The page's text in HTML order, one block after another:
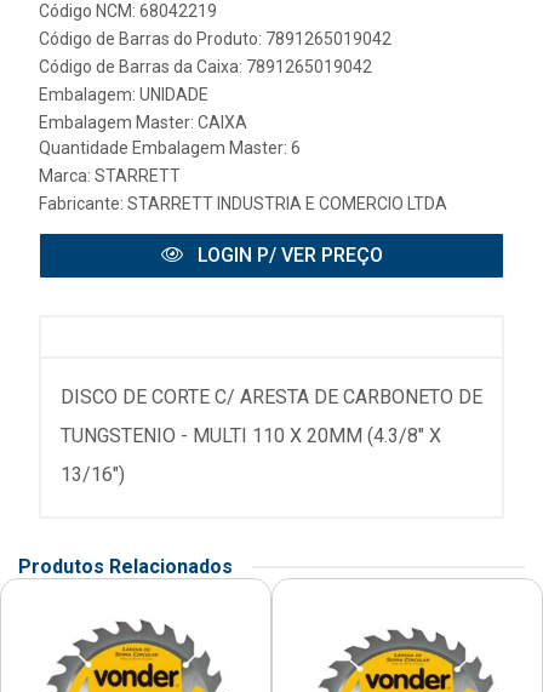
Código NCM: 68042219
Código de Barras do Produto: 7891265019042
Código de Barras da Caixa: 7891265019042
Embalagem: UNIDADE
Embalagem Master: CAIXA
Quantidade Embalagem Master: 6
Marca: STARRETT
Fabricante: STARRETT INDUSTRIA E COMERCIO LTDA
LOGIN P/ VER PREÇO
DISCO DE CORTE C/ ARESTA DE CARBONETO DE
TUNGSTENIO - MULTI 110 X 20MM (4.3/8" X
13/16")
Produtos Relacionados